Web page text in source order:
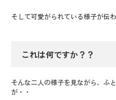
そして可愛がられている様子が伝
これは何ですか？？
そんな二人の様子を見ながら、ふ
が・・